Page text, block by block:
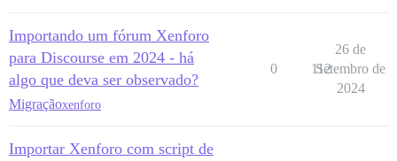
Importando um fórum Xenforo
para Discourse em 2024 - há
algo que deva ser observado?
Migraçãoxenforo
0 112
26 de
Setembro de
2024
Importar Xenforo com script de